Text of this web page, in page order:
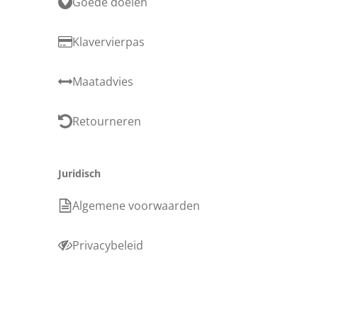
Klavervierpas
Maatadvies
Retourneren
Juridisch
Algemene voorwaarden
Privacybeleid